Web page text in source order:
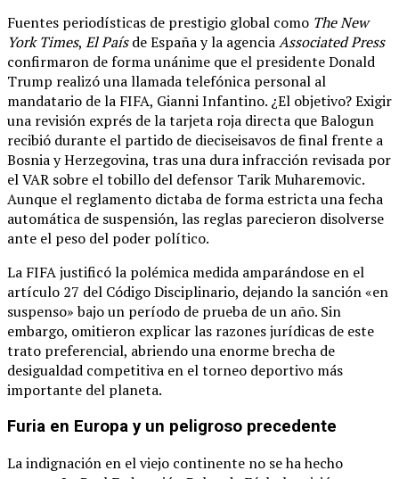
Fuentes periodísticas de prestigio global como The New
York Times, El Paísde España y la agenciaAssociated Press
confirmaron de forma unánime que el presidente Donald
Trump realizó una llamada telefónica personal al
mandatario de la FIFA, Gianni Infantino. ¿El objetivo? Exigir
una revisión exprés de la tarjeta roja directa que Balogun
recibió durante el partido de dieciseisavos de final frente a
Bosnia y Herzegovina, tras una dura infracción revisada por
el VAR sobre el tobillo del defensor Tarik Muharemovic.
Aunque el reglamento dictaba de forma estricta una fecha
automática de suspensión, las reglas parecieron disolverse
ante el peso del poder político.
La FIFA justificó la polémica medida amparándose en el
artículo 27 del Código Disciplinario, dejando la sanción «en
suspenso» bajo un período de prueba de un año. Sin
embargo, omitieron explicar las razones jurídicas de este
trato preferencial, abriendo una enorme brecha de
desigualdad competitiva en el torneo deportivo más
importante del planeta.
Furia en Europa y un peligroso precedente
La indignación en el viejo continente no se ha hecho